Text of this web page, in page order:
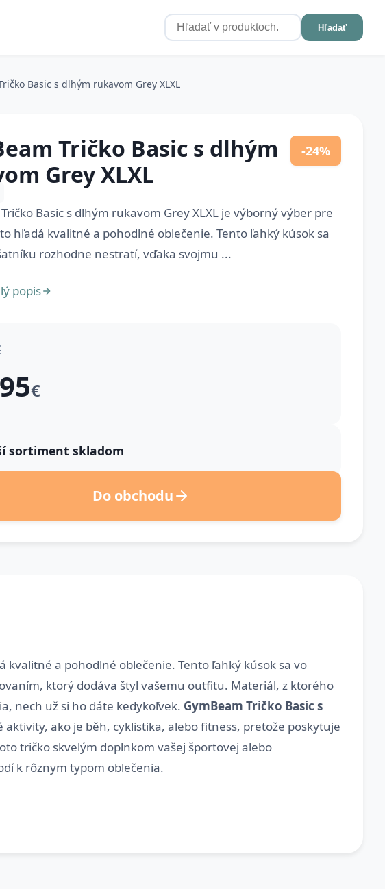
Hľadať
Basic s dlhým rukavom Grey XLXL
Tričko Basic s dlhým
Grey XLXL
-24%
Basic s dlhým rukavom Grey XLXL je výborný výber pre
hľadá kvalitné a pohodlné oblečenie. Tento ľahký kúsok sa
rozhodne nestratí, vďaka svojmu ...
popis
€
sortiment skladom
Do obchodu
kvalitné a pohodlné oblečenie. Tento ľahký kúsok sa vo
ktorý dodáva štyl vašemu outfitu. Materiál, z ktorého
nech už si ho dáte kedykoľvek. GymBeam Tričko Basic s
ako je běh, cyklistika, alebo fitness, pretože poskytuje
tričko skvelým doplnkom vašej športovej alebo